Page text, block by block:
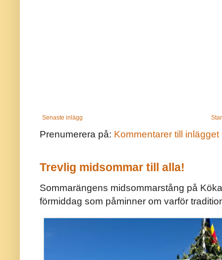
Senaste inlägg
Prenumerera på: Kommentarer till inlägget
Trevlig midsommar till alla!
Sommarängens midsommarstång på
förmiddag som påminner om varför